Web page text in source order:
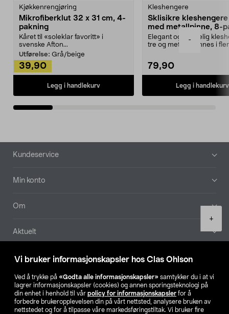
Vi bruker informasjonskapsler hos Clas Ohlson
Ved å trykke på «Godta alle informasjonskapsler» samtykker du i at vi
lagrer informasjonskapsler (cookies) og annen sporingsteknologi på
din enhet i henhold til vår policy for informasjonskapsler for å
forbedre brukeropplevelsen din på vårt nettsted, analysere bruken av
nettstedet og for å tilpasse våre markedsføringstiltak. Vi bruker fire
-
+
Kjøkkenrengjøring
Mikrofiberklut 32 x 31 cm, 4-
pakning
Kåret til «soleklar favoritt» i
svenske Afton...
Utførelse: Grå/beige
39,90
Legg i handlekurv
Kleshengere
Sklisikre
med metallpinne, 8-
Elegant og skikkelig
tre og metall – finnes i
79,90
Legg i handlekurv
Bunntekst
Kundeservice
Min konto
Om
Aktuelt
Våre selskaper
Finn din butikk
SE NO FI